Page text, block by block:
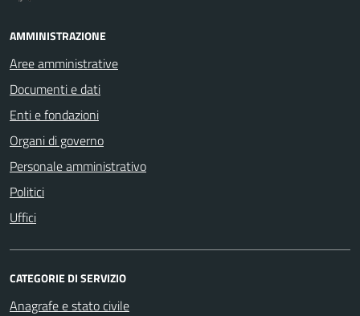
AMMINISTRAZIONE
Aree amministrative
Documenti e dati
Enti e fondazioni
Organi di governo
Personale amministrativo
Politici
Uffici
CATEGORIE DI SERVIZIO
Anagrafe e stato civile